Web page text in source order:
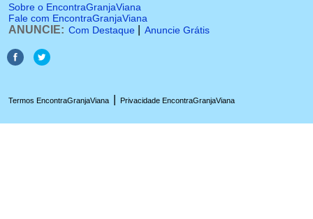
Sobre o EncontraGranjaViana
Fale com EncontraGranjaViana
ANUNCIE: Com Destaque Anuncie Grátis
Termos EncontraGranjaViana Privacidade EncontraGranjaViana